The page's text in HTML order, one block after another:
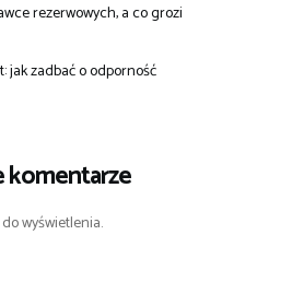
rezerwowych, a co grozi
jak zadbać o odporność
komentarze
wyświetlenia.